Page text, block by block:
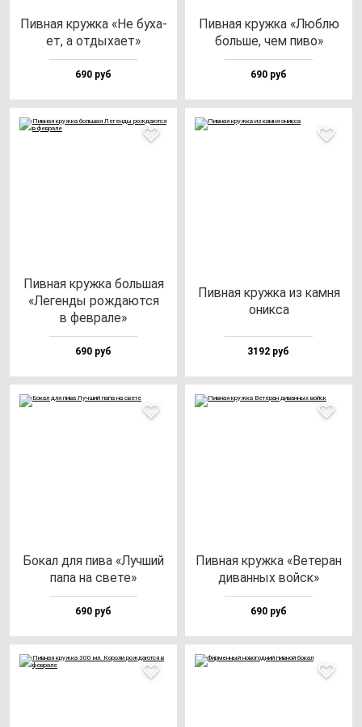
Пив­ная круж­ка «Не бу­ха­
ет, а от­ды­ха­ет»
690 руб
Пив­ная круж­ка «Люб­лю
боль­ше, чем пи­во»
690 руб
Пив­ная круж­ка боль­шая
«Леген­ды рож­да­ют­ся
в фев­ра­ле»
690 руб
Пив­ная круж­ка из кам­ня
оник­са
3192 руб
Бокал для пи­ва «Луч­ший
па­па на све­те»
690 руб
Пив­ная круж­ка «Вете­ран
ди­ван­ных вой­ск»
690 руб